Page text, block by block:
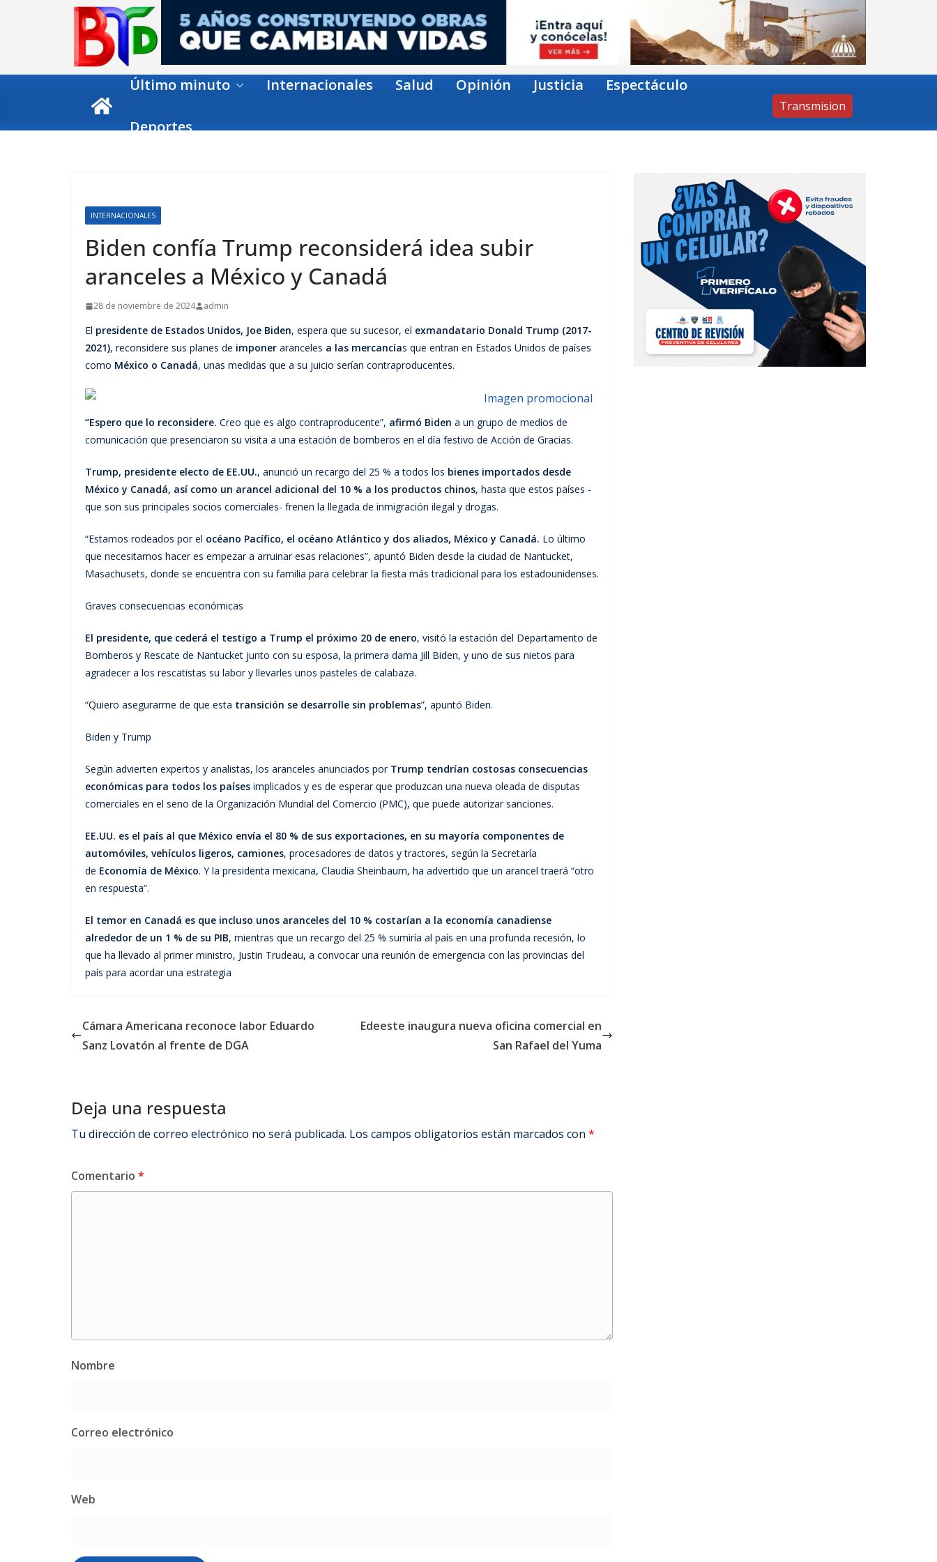
Último minuto Internacionales Salud Opinión Justicia Espectáculo
Deportes
Transmision
INTERNACIONALES
Biden confía Trump reconsiderá idea subir
aranceles a México y Canadá
28 de noviembre de 2024 admin
El presidente de Estados Unidos, Joe Biden, espera que su sucesor, el exmandatario Donald Trump (2017-
2021), reconsidere sus planes de imponer aranceles a las mercancías que entran en Estados Unidos de países
como México o Canadá, unas medidas que a su juicio serían contraproducentes.
“Espero que lo reconsidere. Creo que es algo contraproducente”, afirmó Biden a un grupo de medios de
comunicación que presenciaron su visita a una estación de bomberos en el día festivo de Acción de Gracias.
Trump, presidente electo de EE.UU., anunció un recargo del 25 % a todos los bienes importados desde
México y Canadá, así como un arancel adicional del 10 % a los productos chinos, hasta que estos países -
que son sus principales socios comerciales- frenen la llegada de inmigración ilegal y drogas.
“Estamos rodeados por el océano Pacífico, el océano Atlántico y dos aliados, México y Canadá. Lo último
que necesitamos hacer es empezar a arruinar esas relaciones”, apuntó Biden desde la ciudad de Nantucket,
Masachusets, donde se encuentra con su familia para celebrar la fiesta más tradicional para los estadounidenses.
Graves consecuencias económicas
El presidente, que cederá el testigo a Trump el próximo 20 de enero, visitó la estación del Departamento de
Bomberos y Rescate de Nantucket junto con su esposa, la primera dama Jill Biden, y uno de sus nietos para
agradecer a los rescatistas su labor y llevarles unos pasteles de calabaza.
“Quiero asegurarme de que esta transición se desarrolle sin problemas”, apuntó Biden.
Biden y Trump
Según advierten expertos y analistas, los aranceles anunciados porTrump tendrían costosas consecuencias
económicas para todos los países implicados y es de esperar que produzcan una nueva oleada de disputas
comerciales en el seno de la Organización Mundial del Comercio (PMC), que puede autorizar sanciones.
EE.UU. es el país al que México envía el 80 % de sus exportaciones, en su mayoría componentes de
automóviles, vehículos ligeros, camiones, procesadores de datos y tractores, según la Secretaría
de Economía de México. Y la presidenta mexicana, Claudia Sheinbaum, ha advertido que un arancel traerá “otro
en respuesta”.
El temor en Canadá es que incluso unos aranceles del 10 % costarían a la economía canadiense
alrededor de un 1 % de su PIB, mientras que un recargo del 25 % sumiría al país en una profunda recesión, lo
que ha llevado al primer ministro, Justin Trudeau, a convocar una reunión de emergencia con las provincias del
país para acordar una estrategia
Cámara Americana reconoce labor Eduardo
Sanz Lovatón al frente de DGA
Edeeste inaugura nueva oficina comercial en
San Rafael del Yuma
Deja una respuesta
Tu dirección de correo electrónico no será publicada. Los campos obligatorios están marcados con *
Comentario *
Nombre
Correo electrónico
Web